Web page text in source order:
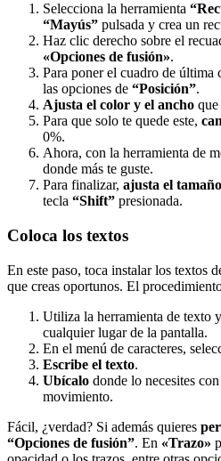
Selecciona la herramienta
“Mayús” pulsada y crea un
Haz clic derecho sobre el
«Opciones de fusión».
Para poner el cuadro de última
las opciones de “Posición”.
Ajusta el color y el ancho
Para que solo te quede este,
0%.
Ahora, con la herramienta de
donde más te guste.
Para finalizar, ajusta el tamaño
tecla “Shift” presionada.
Coloca los textos
En este paso, toca instalar los textos
que creas oportunos. El
Utiliza la herramienta de texto y
cualquier lugar de la pantalla.
En el menú de caracteres,
Escribe el texto.
Ubícalo donde lo necesites
movimiento.
Fácil, ¿verdad? Si además quieres
“Opciones de fusión”. En «Trazo»